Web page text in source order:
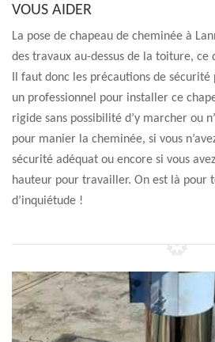
VOUS AIDER
La pose de chapeau de cheminée à
des travaux au-dessus de la toiture, ce
Il faut donc les précautions de
un professionnel pour installer ce
rigide sans possibilité d’y marcher ou
pour manier la cheminée, si vous
sécurité adéquat ou encore si vous
hauteur pour travailler. On est là pour
d’inquiétude !